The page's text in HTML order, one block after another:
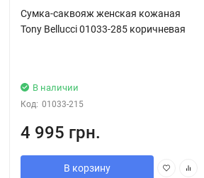
Сумка-саквояж женская кожаная
Tony Bellucci 01033-285 коричневая
В наличии
Код: 01033-215
4 995 грн.
В корзину